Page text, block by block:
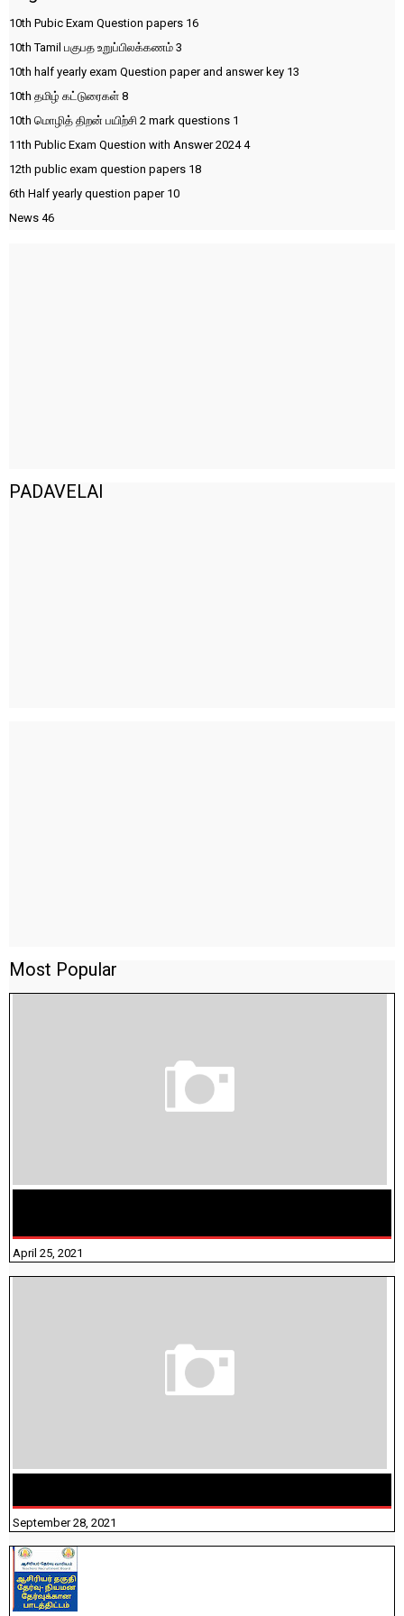
10th Pubic Exam Question papers 16
10th Tamil பகுபத உறுப்பிலக்கணம் 3
10th half yearly exam Question paper and answer key 13
10th தமிழ் கட்டுரைகள் 8
10th மொழித் திறன் பயிற்சி 2 mark questions 1
11th Public Exam Question with Answer 20244
12th public exam question papers 18
6th Half yearly question paper 10
News 46
PADAVELAI
Most Popular
April 25, 2021
September 28, 2021